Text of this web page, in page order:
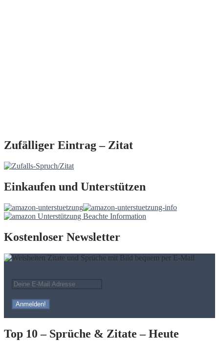
Zufälliger Eintrag – Zitat
Einkaufen und Unterstützen
Kostenloser Newsletter
Top 10 – Sprüche & Zitate – Heute